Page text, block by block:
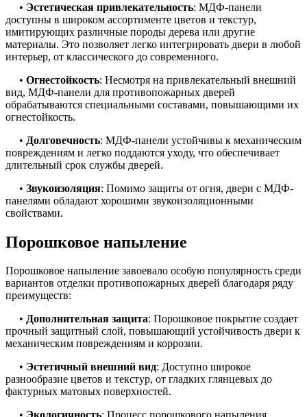
• Эстетическая привлекательность: МДФ-панели
доступны в широком ассортименте цветов и текстур,
имитирующих различные породы дерева или другие
материалы. Это позволяет легко интегрировать двери в любой
интерьер, от классического до современного.
• Огнестойкость: Несмотря на привлекательный внешний
вид, МДФ-панели для противопожарных дверей
обрабатываются специальными составами, повышающими их
огнестойкость.
• Долговечность: МДФ-панели устойчивы к механическим
повреждениям и легко поддаются уходу, что обеспечивает
длительный срок службы дверей.
• Звукоизоляция: Помимо защиты от огня, двери с МДФ-
панелями обладают хорошими звукоизоляционными
свойствами.
Порошковое напыление
Порошковое напыление завоевало особую популярность среди
вариантов отделки противопожарных дверей благодаря ряду
преимуществ:
• Дополнительная защита: Порошковое покрытие создает
прочный защитный слой, повышающий устойчивость двери к
механическим повреждениям и коррозии.
• Эстетичный внешний вид: Доступно широкое
разнообразие цветов и текстур, от гладких глянцевых до
фактурных матовых поверхностей.